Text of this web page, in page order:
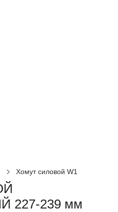
Хомут силовой W1
227-239 мм